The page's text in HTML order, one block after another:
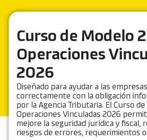
Curso de Modelo
Operaciones
2026
Diseñado para ayudar a las
correctamente con la obligación
por la Agencia Tributaria. El Curso
Operaciones Vinculadas 2026
mejore la seguridad jurídica y fiscal,
riesgos de errores, requerimientos o